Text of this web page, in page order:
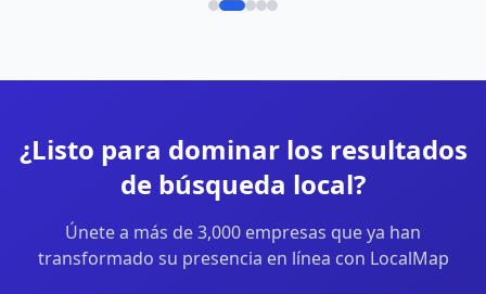
¿Listo para dominar los resultados
de búsqueda local?
Únete a más de 3,000 empresas que ya han
transformado su presencia en línea con LocalMap